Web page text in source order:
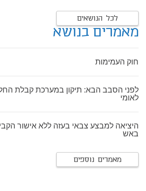
לכל הנושאים
מאמרים בנושא
חוק העמימות
לפני הסבב הבא: תיקון במערכת קבלת
לאומי
היציאה למבצע צבאי בעזה ללא אישור
באש
מאמרים נוספים